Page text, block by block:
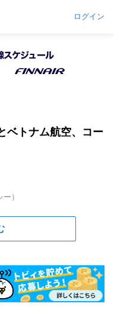
ログイン
ベトナム航空、コー
）